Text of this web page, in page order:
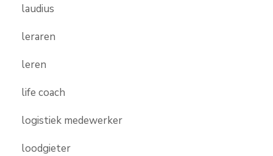
laudius
leraren
leren
life coach
logistiek medewerker
loodgieter